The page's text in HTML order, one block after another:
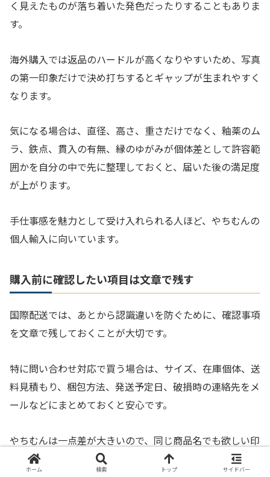
く見えたものが落ち着いた発色だったりすることもありま
す。
海外購入では返品のハードルが高くなりやすいため、写真
の第一印象だけで決め打ちするとギャップが生まれやすく
なります。
気になる場合は、直径、高さ、重さだけでなく、釉薬のム
ラ、鉄点、貫入の有無、縁のゆがみが個体差として許容範
囲かを自分の中で先に整理しておくと、届いた後の満足度
が上がります。
手仕事感を魅力として受け入れられる人ほど、やちむんの
個人輸入に向いています。
購入前に確認したい項目は文章で残す
国際配送では、あとから認識違いを防ぐために、確認事項
を文章で残しておくことが大切です。
特に問い合わせ対応で買う場合は、サイズ、在庫個体、送
料見積もり、梱包方法、発送予定日、破損時の連絡先をメ
ールなどにまとめておくと安心です。
やちむんは一点差が大きいので、同じ商品名でも欲しい印
象が異なることがあります。
ホーム 検索 トップ サイドバー